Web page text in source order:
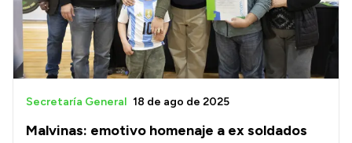
Malvinas: emotivo homenaje a ex soldados
Secretaría General 18 de ago de 2025